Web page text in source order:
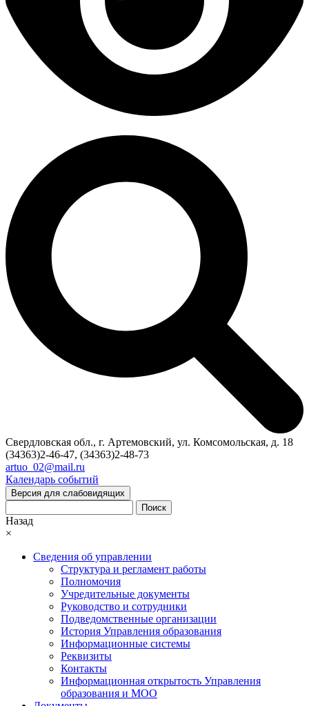
Свердловская обл., г. Артемовский, ул. Комсомольская, д. 18
(34363)2-46-47, (34363)2-48-73
artuo_02@mail.ru
Календарь событий
Версия для слабовидящих
Поиск
Назад
×
Сведения об управлении
Структура и регламент работы
Полномочия
Учредительные документы
Руководство и сотрудники
Подведомственные организации
История Управления образования
Информационные системы
Реквизиты
Контакты
Информационная открытость Управления
образования и МОО